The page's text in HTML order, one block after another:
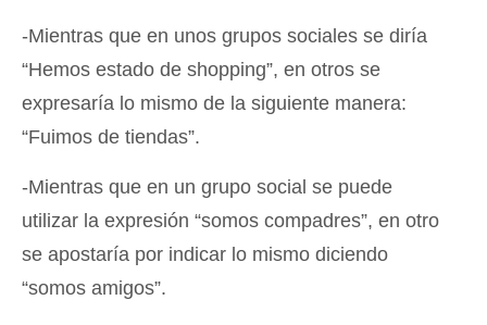
-Mientras que en unos grupos sociales se diría
“Hemos estado de shopping”, en otros se
expresaría lo mismo de la siguiente manera:
“Fuimos de tiendas”.
-Mientras que en un grupo social se puede
utilizar la expresión “somos compadres”, en otro
se apostaría por indicar lo mismo diciendo
“somos amigos”.